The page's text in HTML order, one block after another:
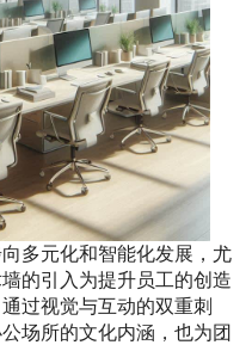
多元化和智能化发展，尤
的引入为提升员工的创造
过视觉与互动的双重刺
场所的文化内涵，也为团